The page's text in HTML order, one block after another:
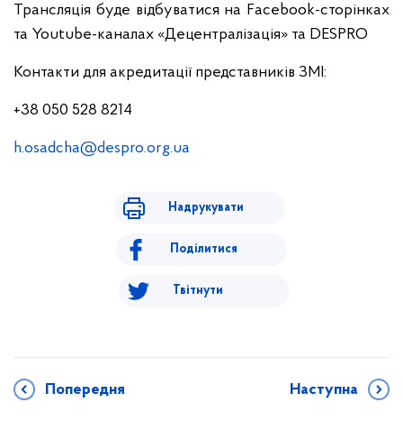
Трансляція буде відбуватися на Facebook-сторінках
та Youtube-каналах «Децентралізація» та DESPRO
Контакти для акредитації представників ЗМІ:
+38 050 528 8214
h.osadcha@despro.org.ua
Надрукувати
Поділитися
Твітнути
Попередня Наступна